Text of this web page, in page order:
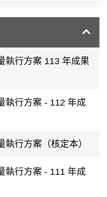
執行方案 113 年成果
執行方案 - 112 年成
行方案（核定本）
執行方案 - 111 年成